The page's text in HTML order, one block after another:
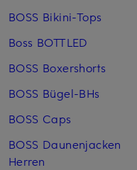
BOSS Bikini-Tops
Boss BOTTLED
BOSS Boxershorts
BOSS Bügel-BHs
BOSS Caps
BOSS Daunenjacken
Herren